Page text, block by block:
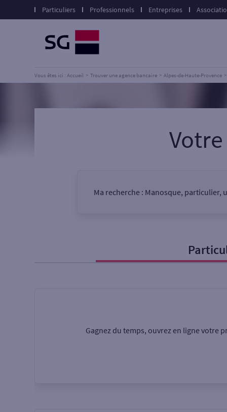
Particuliers Professionnels Entreprises
Vous êtes ici : Accueil Trouver une agence bancaire Alpes-de-Haute-Provence
Votre
Ma recherche : Manosque, particulier,
Gagnez du temps, ouvrez en ligne votre